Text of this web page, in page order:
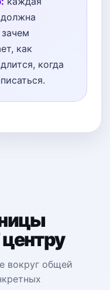
как
когда
вокруг общей